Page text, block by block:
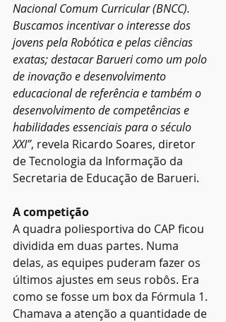
Nacional Comum Curricular (BNCC).
Buscamos incentivar o interesse dos
jovens pela Robótica e pelas ciências
exatas; destacar Barueri como um polo
de inovação e desenvolvimento
educacional de referência e também o
desenvolvimento de competências e
habilidades essenciais para o século
XXI”, revela Ricardo Soares, diretor
de Tecnologia da Informação da
Secretaria de Educação de Barueri.
A competição
A quadra poliesportiva do CAP ficou
dividida em duas partes. Numa
delas, as equipes puderam fazer os
últimos ajustes em seus robôs. Era
como se fosse um box da Fórmula 1.
Chamava a atenção a quantidade de